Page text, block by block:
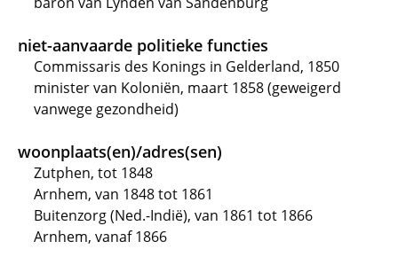
niet-aanvaarde politieke functies
Commissaris des Konings in Gelderland, 1850
minister van Koloniën, maart 1858 (geweigerd
vanwege gezondheid)
woonplaats(en)/adres(sen)
Zutphen, tot 1848
Arnhem, van 1848 tot 1861
Buitenzorg (Ned.-Indië), van 1861 tot 1866
Arnhem, vanaf 1866